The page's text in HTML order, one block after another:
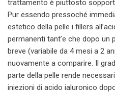
trattamento è piuttosto
Pur essendo pressoché
estetico della pelle i fillers
permanenti tant’e che dopo un
breve (variabile da 4 mesi a 2
nuovamente a comparire. Il
parte della pelle rende
iniezioni di acido ialuronico